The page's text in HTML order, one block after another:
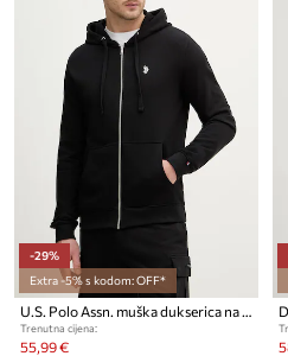
-29%
Extra -5% s kodom: OFF*
U.S. Polo Assn. muška dukserica na zakopčavanje s pamukom DHM LB
Trenutna cijena:
55,99 €